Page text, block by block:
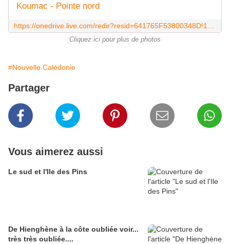
Koumac - Pointe nord
Cliquez ici pour plus de photos
#Nouvelle Calédonie
Partager
Vous aimerez aussi
Le sud et l'Ile des Pins
De Hienghène à la côte oubliée voir...
très très oubliée....